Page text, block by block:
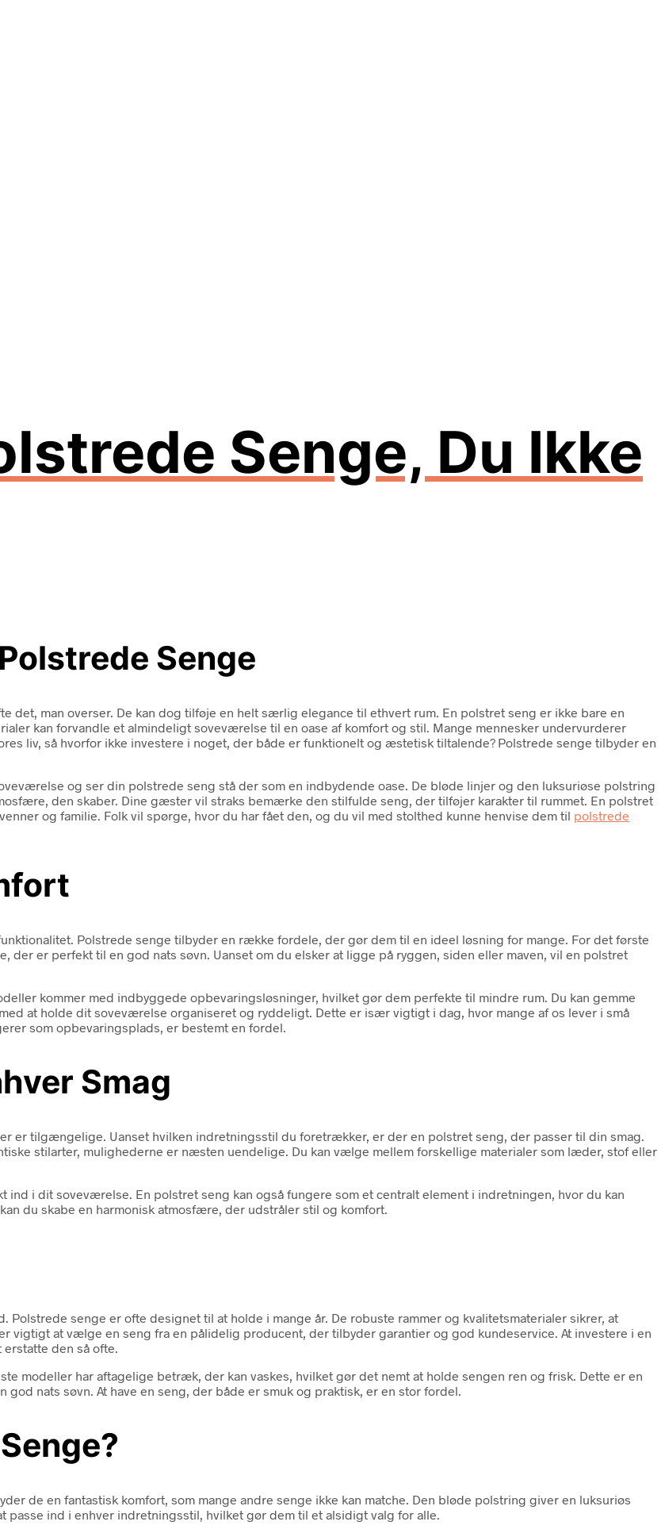
Senge, Du Ikke
Senge
man overser. De kan dog tilføje en helt særlig elegance til ethvert rum. En polstret seng er ikke bare en
kan forvandle et almindeligt soveværelse til en oase af komfort og stil. Mange mennesker undervurderer
liv, så hvorfor ikke investere i noget, der både er funktionelt og æstetisk tiltalende? Polstrede senge tilbyder en
og ser din polstrede seng stå der som en indbydende oase. De bløde linjer og den luksuriøse polstring
den skaber. Dine gæster vil straks bemærke den stilfulde seng, der tilføjer karakter til rummet. En polstret
og familie. Folk vil spørge, hvor du har fået den, og du vil med stolthed kunne henvise dem til polstrede
Polstrede senge tilbyder en række fordele, der gør dem til en ideel løsning for mange. For det første
er perfekt til en god nats søvn. Uanset om du elsker at ligge på ryggen, siden eller maven, vil en polstret
kommer med indbyggede opbevaringsløsninger, hvilket gør dem perfekte til mindre rum. Du kan gemme
at holde dit soveværelse organiseret og ryddeligt. Dette er især vigtigt i dag, hvor mange af os lever i små
som opbevaringsplads, er bestemt en fordel.
Smag
er tilgængelige. Uanset hvilken indretningsstil du foretrækker, er der en polstret seng, der passer til din smag.
stilarter, mulighederne er næsten uendelige. Du kan vælge mellem forskellige materialer som læder, stof eller
i dit soveværelse. En polstret seng kan også fungere som et centralt element i indretningen, hvor du kan
du skabe en harmonisk atmosfære, der udstråler stil og komfort.
senge er ofte designet til at holde i mange år. De robuste rammer og kvalitetsmaterialer sikrer, at
vigtigt at vælge en seng fra en pålidelig producent, der tilbyder garantier og god kundeservice. At investere i en
den så ofte.
modeller har aftagelige betræk, der kan vaskes, hvilket gør det nemt at holde sengen ren og frisk. Dette er en
nats søvn. At have en seng, der både er smuk og praktisk, er en stor fordel.
de en fantastisk komfort, som mange andre senge ikke kan matche. Den bløde polstring giver en luksuriøs
ind i enhver indretningsstil, hvilket gør dem til et alsidigt valg for alle.